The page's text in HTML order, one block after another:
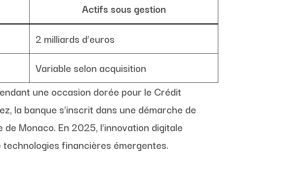
Actifs sous gestion
2 milliards d’euros
Variable selon acquisition
une occasion dorée pour le Crédit
la banque s’inscrit dans une démarche de
Monaco. En 2025, l’innovation digitale
financières émergentes.